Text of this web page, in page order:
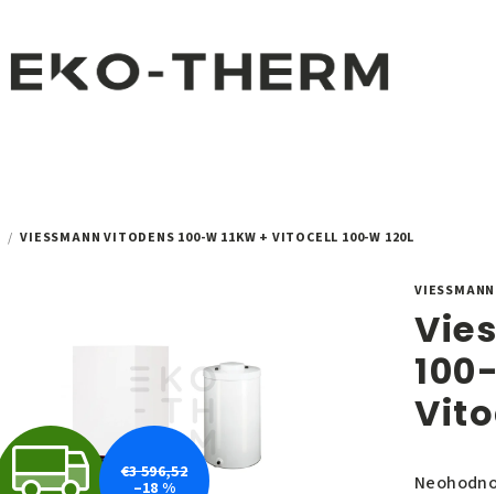
/ VIESSMANN VITODENS 100-W 11KW + VITOCELL 100-W 120L
VIESSMANN
Z€3 596,52
–18 %